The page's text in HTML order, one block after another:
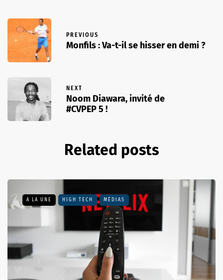
PREVIOUS
Monfils : Va-t-il se hisser en demi ?
NEXT
Noom Diawara, invité de
#CVPEP 5 !
Related posts
A LA UNE HIGH TECH MÉDIAS